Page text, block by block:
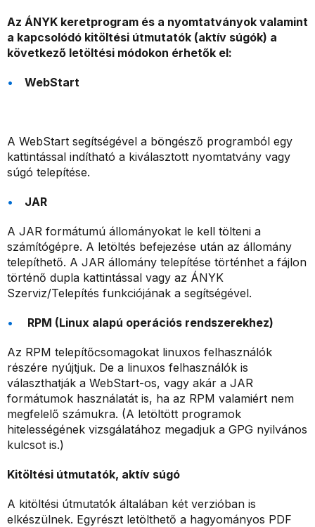
Az ÁNYK keretprogram és a nyomtatványok valamint
a kapcsolódó kitöltési útmutatók (aktív súgók) a
következő letöltési módokon érhetők el:
WebStart
A WebStart segítségével a böngésző programból egy
kattintással indítható a kiválasztott nyomtatvány vagy
súgó telepítése.
JAR
A JAR formátumú állományokat le kell tölteni a
számítógépre. A letöltés befejezése után az állomány
telepíthető. A JAR állomány telepítése történhet a fájlon
történő dupla kattintással vagy az ÁNYK
Szerviz/Telepítés funkciójának a segítségével.
RPM (Linux alapú operációs rendszerekhez)
Az RPM telepítőcsomagokat linuxos felhasználók
részére nyújtjuk. De a linuxos felhasználók is
választhatják a WebStart-os, vagy akár a JAR
formátumok használatát is, ha az RPM valamiért nem
megfelelő számukra. (A letöltött programok
hitelességének vizsgálatához megadjuk a GPG nyilvános
kulcsot is.)
Kitöltési útmutatók, aktív súgó
A kitöltési útmutatók általában két verzióban is
elkészülnek. Egyrészt letölthető a hagyományos PDF